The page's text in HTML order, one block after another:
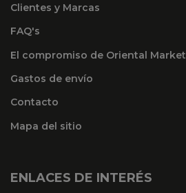
Clientes y Marcas
FAQ's
El compromiso de Oriental Market
Gastos de envío
Contacto
Mapa del sitio
ENLACES DE INTERÉS